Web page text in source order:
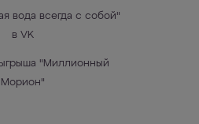
вода всегда с собой"
в VK
"Миллионный
Морион"